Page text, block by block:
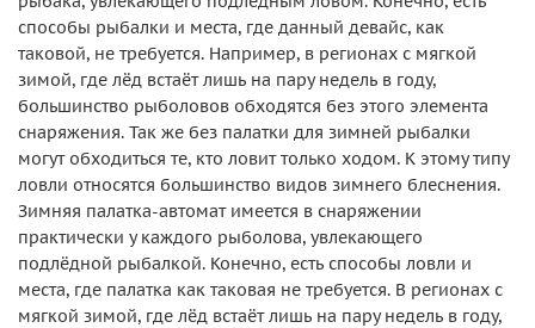
способы рыбалки и места, где данный девайс, как
таковой, не требуется. Например, в регионах с мягкой
зимой, где лёд встаёт лишь на пару недель в году,
большинство рыболовов обходятся без этого элемента
снаряжения. Так же без палатки для зимней рыбалки
могут обходиться те, кто ловит только ходом. К этому типу
ловли относятся большинство видов зимнего блеснения.
Зимняя палатка-автомат имеется в снаряжении
практически у каждого рыболова, увлекающего
подлёдной рыбалкой. Конечно, есть способы ловли и
места, где палатка как таковая не требуется. В регионах с
мягкой зимой, где лёд встаёт лишь на пару недель в году,